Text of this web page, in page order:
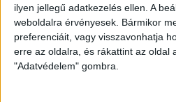
ilyen jellegű adatkezelés ellen. A
weboldalra érvényesek. Bármikor
preferenciáit, vagy visszavonhatja
erre az oldalra, és rákattint az oldal
"Adatvédelem" gombra.
EZEK IS